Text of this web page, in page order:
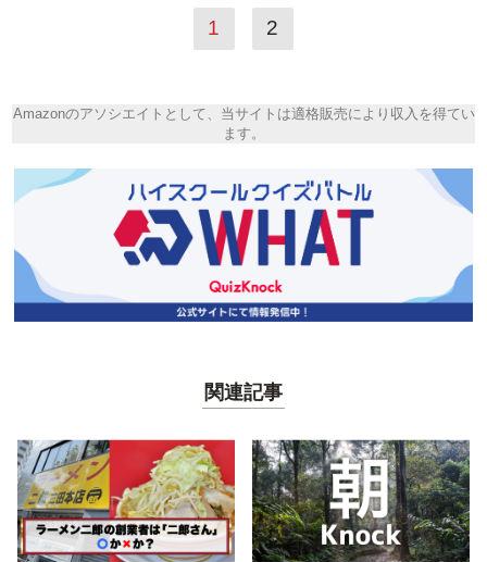
1 2
Amazonのアソシエイトとして、当サイトは適格販売により収入を得てい
ます。
関連記事